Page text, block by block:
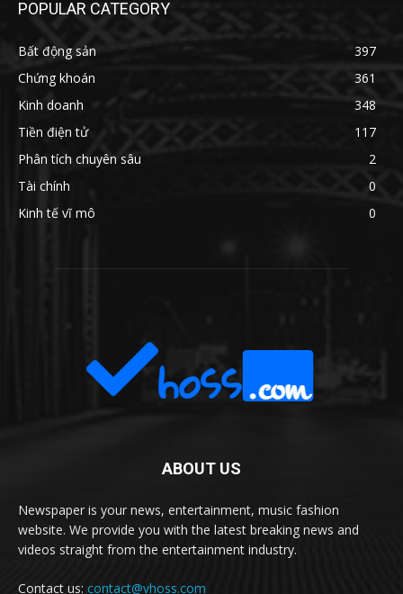
POPULAR CATEGORY
Bất động sản
397
Chứng khoán
361
Kinh doanh
348
Tiền điện tử
117
Phân tích chuyên sâu
2
Tài chính
0
Kinh tế vĩ mô
0
ABOUT US
Newspaper is your news, entertainment, music fashion
website. We provide you with the latest breaking news and
videos straight from the entertainment industry.
Contact us: contact@vhoss.com